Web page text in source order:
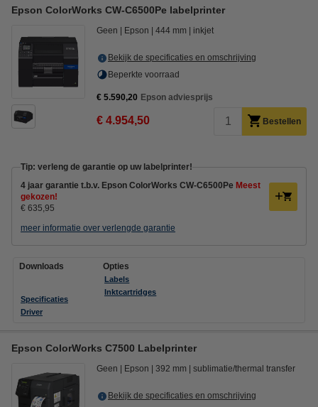
Epson ColorWorks CW-C6500Pe labelprinter
Geen Epson 444 mm inkjet
Bekijk de specificaties en omschrijving
Beperkte voorraad
€ 5.590,20 Epson adviesprijs
€ 4.954,50 Bestellen
Tip: verleng de garantie op uw labelprinter!
4 jaar garantie t.b.v. Epson ColorWorks CW-C6500Pe Meest
gekozen!
€ 635,95
meer informatie over verlengde garantie
Downloads
Specificaties
Driver
Opties
Labels
Inktcartridges
Epson ColorWorks C7500 Labelprinter
Geen Epson 392 mm sublimatie/thermal transfer
Bekijk de specificaties en omschrijving